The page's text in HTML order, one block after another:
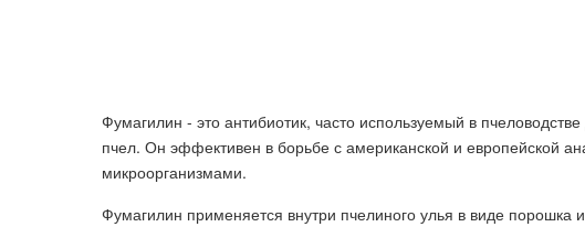
Фумагилин - это антибиотик, часто используемый в
пчел. Он эффективен в борьбе с американской и европейской
микроорганизмами.
Фумагилин применяется внутри пчелиного улья в виде порошка